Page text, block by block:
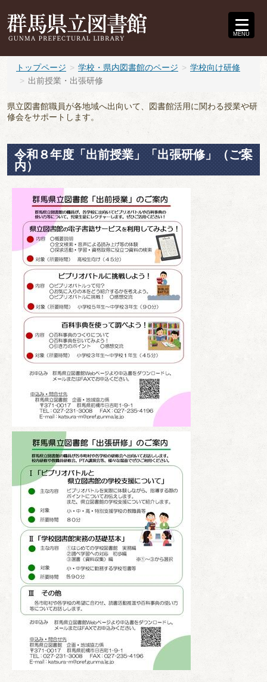
MENU
トップページ 学校・県内図書館のページ
学校向け研修
出前授業・出張研修
県立図書館職員が各地域へ出向いて、図書館活用に関わる授業や研
修会をサポートします。
令和８年度「出前授業」「出張研修」（ご案
内）